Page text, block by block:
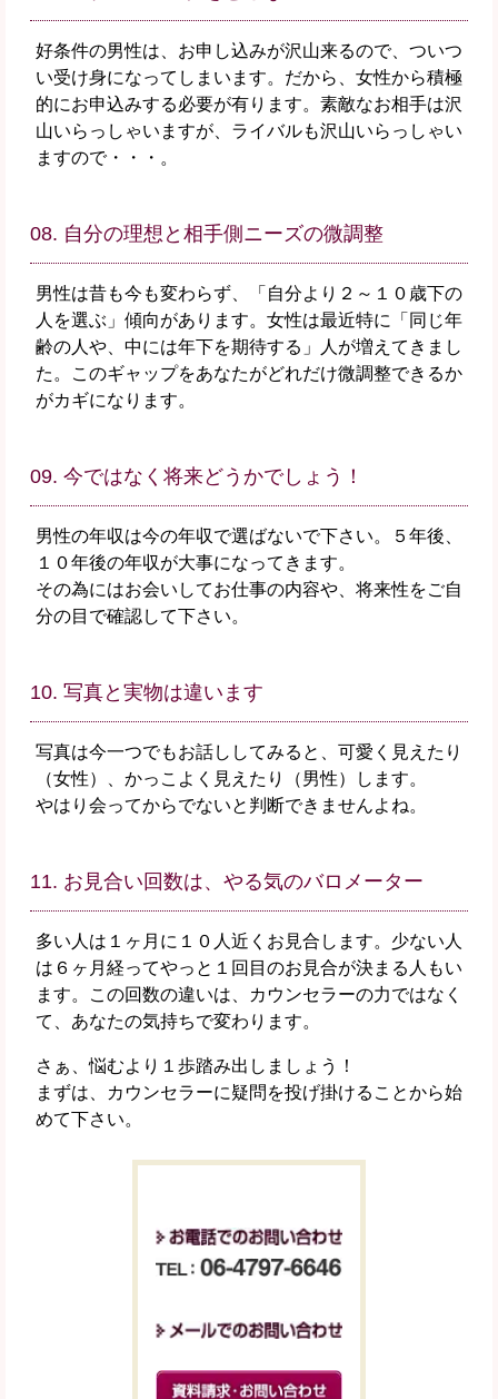
好条件の男性は、お申し込みが沢山来るので、ついつ
い受け身になってしまいます。だから、女性から積極
的にお申込みする必要が有ります。素敵なお相手は沢
山いらっしゃいますが、ライバルも沢山いらっしゃい
ますので・・・。
08. 自分の理想と相手側ニーズの微調整
男性は昔も今も変わらず、「自分より２～１０歳下の
人を選ぶ」傾向があります。女性は最近特に「同じ年
齢の人や、中には年下を期待する」人が増えてきまし
た。このギャップをあなたがどれだけ微調整できるか
がカギになります。
09. 今ではなく将来どうかでしょう！
男性の年収は今の年収で選ばないで下さい。５年後、
１０年後の年収が大事になってきます。
その為にはお会いしてお仕事の内容や、将来性をご自
分の目で確認して下さい。
10. 写真と実物は違います
写真は今一つでもお話ししてみると、可愛く見えたり
（女性）、かっこよく見えたり（男性）します。
やはり会ってからでないと判断できませんよね。
11. お見合い回数は、やる気のバロメーター
多い人は１ヶ月に１０人近くお見合します。少ない人
は６ヶ月経ってやっと１回目のお見合が決まる人もい
ます。この回数の違いは、カウンセラーの力ではなく
て、あなたの気持ちで変わります。
さぁ、悩むより１歩踏み出しましょう！
まずは、カウンセラーに疑問を投げ掛けることから始
めて下さい。